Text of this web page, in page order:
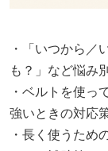
・「いつから／
も？」など悩み
・ベルトを使っ
強いときの対応
・長く使うため